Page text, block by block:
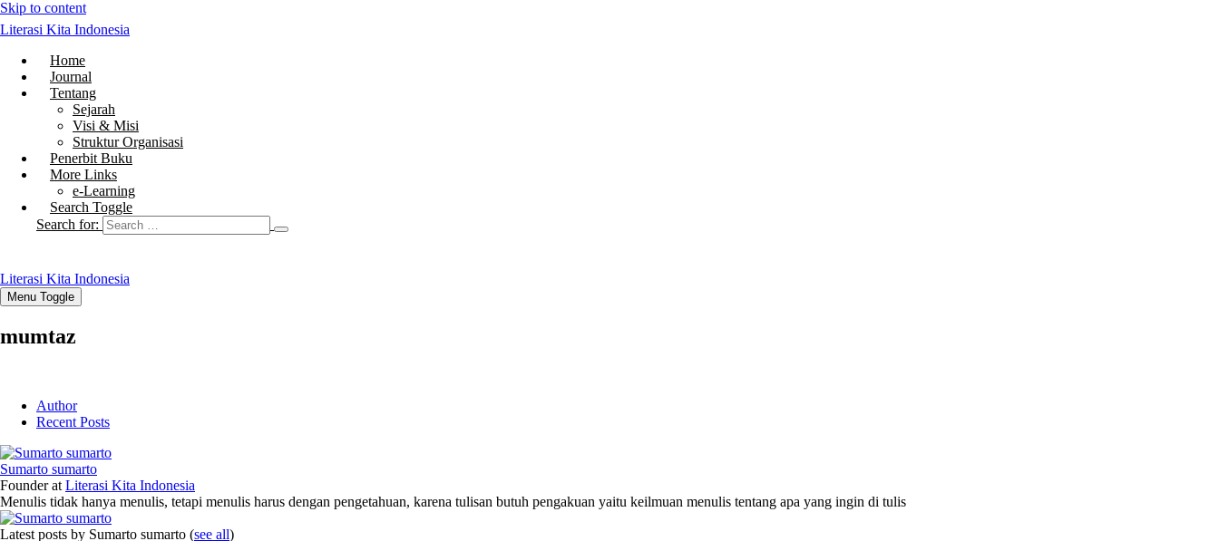
Skip to content
Literasi Kita Indonesia
Home
Journal
Tentang
Sejarah
Visi & Misi
Struktur Organisasi
Penerbit Buku
More Links
e-Learning
Search Toggle
Search for:
Literasi Kita Indonesia
Menu Toggle
mumtaz
Author
Recent Posts
Sumarto sumarto
Founderat Literasi Kita Indonesia
Menulis tidak hanya menulis, tetapi menulis harus dengan pengetahuan, karena tulisan butuh pengakuan yaitu keilmuan menulis tentang apa yang ingin di tulis
Latest posts by Sumarto sumarto (see all)